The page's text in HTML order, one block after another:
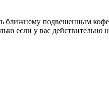
ближнему подвешенным
если у вас